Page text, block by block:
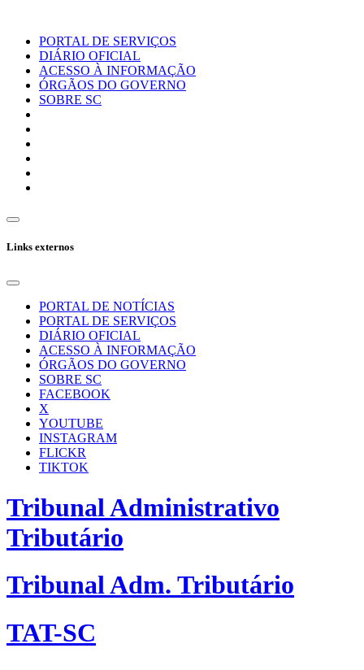
PORTAL DE SERVIÇOS
DIÁRIO OFICIAL
ACESSO À INFORMAÇÃO
ÓRGÃOS DO GOVERNO
SOBRE SC
Links externos
PORTAL DE NOTÍCIAS
PORTAL DE SERVIÇOS
DIÁRIO OFICIAL
ACESSO À INFORMAÇÃO
ÓRGÃOS DO GOVERNO
SOBRE SC
FACEBOOK
X
YOUTUBE
INSTAGRAM
FLICKR
TIKTOK
Tribunal Administrativo
Tributário
Tribunal Adm. Tributário
TAT-SC